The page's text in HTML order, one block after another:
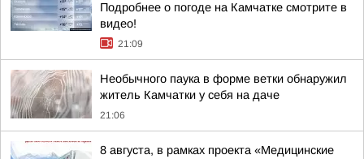
Подробнее о погоде на Камчатке смотрите в
видео!
21:09
Необычного паука в форме ветки обнаружил
житель Камчатки у себя на даче
21:06
8 августа, в рамках проекта «Медицинские